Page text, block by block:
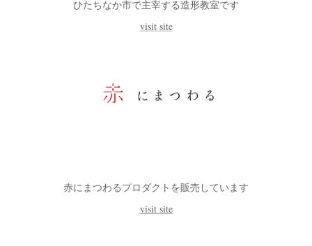
ひたちなか市で主宰する造形教室です
visit site
赤にまつわるプロダクトを販売しています
visit site